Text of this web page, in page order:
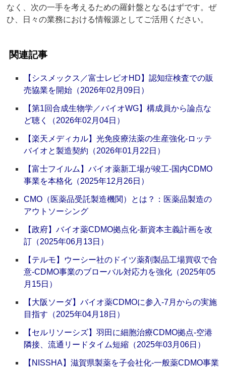
なく、次の一手を考えるための羅針盤となるはずです。ぜ
ひ、日々の業務における情報源としてご活用ください。
関連記事
【シスメックス／富士レビオHD】認知症検査での販
売協業を開始（2026年02月09日）
【第1回合成生物学／バイオWG】構成員から論点な
ど聴く（2026年02月04日）
【楽天メディカル】光免疫療法薬の生産強化‐ロッテ
バイオと製造契約（2026年01月22日）
【富士フイルム】バイオ薬新工場が竣工‐国内CDMO
事業を本格化（2025年12月26日）
CMO（医薬品受託製造機関）とは？：医薬品製造の
アウトソーシング
【政府】バイオ薬CDMO拠点化‐新資本主義計画を改
訂（2025年06月13日）
【テルモ】ウーシー社のドイツ薬剤製品工場買収で合
意‐CDMO事業のブローバル対応力を強化（2025年05
月15日）
【大阪ソーダ】バイオ薬CDMOに参入‐7月からの実施
目指す（2025年04月18日）
【セルリソーシズ】羽田に細胞治療CDMO拠点‐空港
隣接、流通リードタイム短縮（2025年03月06日）
【NISSHA】滋賀県製薬を子会社化‐一般薬CDMO事業